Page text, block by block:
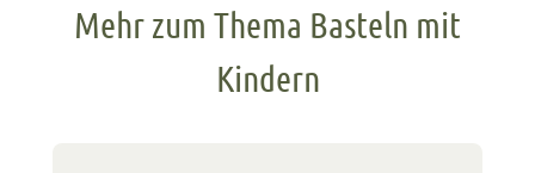
Mehr zum Thema Basteln mit
Kindern